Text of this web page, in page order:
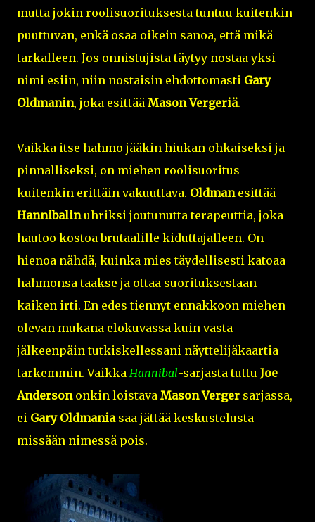
mutta jokin roolisuorituksesta tuntuu kuitenkin
puuttuvan, enkä osaa oikein sanoa, että mikä
tarkalleen. Jos onnistujista täytyy nostaa yksi
nimi esiin, niin nostaisin ehdottomasti Gary
Oldmanin, joka esittää Mason Vergeriä.
Vaikka itse hahmo jääkin hiukan ohkaiseksi ja
pinnalliseksi, on miehen roolisuoritus
kuitenkin erittäin vakuuttava. Oldmanesittää
Hannibalinuhriksi joutunutta terapeuttia, joka
hautoo kostoa brutaalille kiduttajalleen. On
hienoa nähdä, kuinka mies täydellisesti katoaa
hahmonsa taakse ja ottaa suorituksestaan
kaiken irti. En edes tiennyt ennakkoon miehen
olevan mukana elokuvassa kuin vasta
jälkeenpäin tutkiskellessani näyttelijäkaartia
tarkemmin. Vaikka Hannibal-sarjasta tuttu Joe
Andersononkin loistava Mason Verger sarjassa,
ei Gary Oldmaniasaa jättää keskustelusta
missään nimessä pois.